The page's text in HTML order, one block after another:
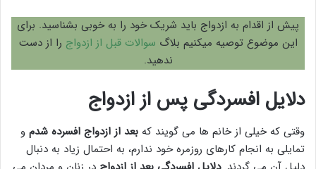
پیش از اقدام به ازدواج باید شریک خود را به خوبی بشناسید. برای
این موضوع توصیه میکنیم بلاگ سوالات قبل از ازدواج را از دست
ندهید.
دلایل افسردگی پس از ازدواج
وقتی که خیلی از خانم ها می گویند که بعد از ازدواج افسرده شدم و
تمایلی به انجام کارهای روزمره خود ندارم، به احتمال زیاد به دنبال